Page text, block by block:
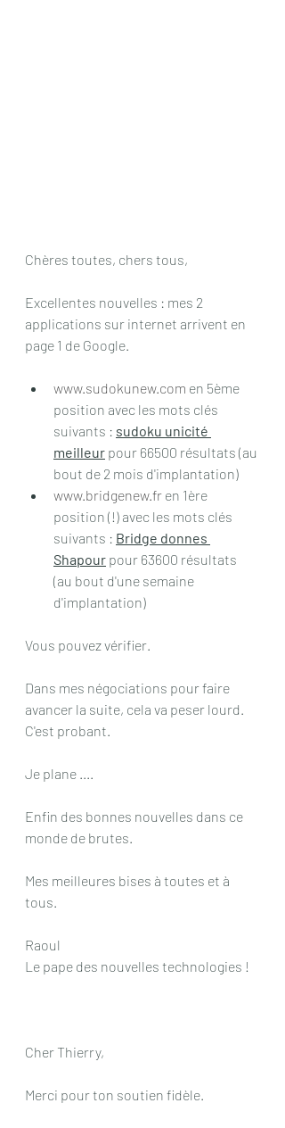
Chères toutes, chers tous,
Excellentes nouvelles : mes 2
applications sur internet arrivent en
page 1 de Google.
www.sudokunew.com en 5ème
position avec les mots clés
suivants : sudoku unicité
meilleur pour 66500 résultats (au
bout de 2 mois d'implantation)
www.bridgenew.fr en 1ère
position (!) avec les mots clés
suivants : Bridge donnes
Shapour pour 63600 résultats
(au bout d'une semaine
d'implantation)
Vous pouvez vérifier.
Dans mes négociations pour faire
avancer la suite, cela va peser lourd.
C'est probant.
Je plane ....
Enfin des bonnes nouvelles dans ce
monde de brutes.
Mes meilleures bises à toutes et à
tous.
Raoul
Le pape des nouvelles technologies !
Cher Thierry,
Merci pour ton soutien fidèle.